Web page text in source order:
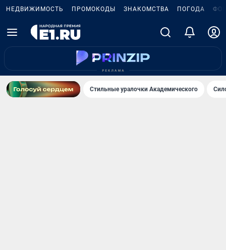
НЕДВИЖИМОСТЬ ПРОМОКОДЫ ЗНАКОМСТВА ПОГОДА
Стильные уралочки Академического